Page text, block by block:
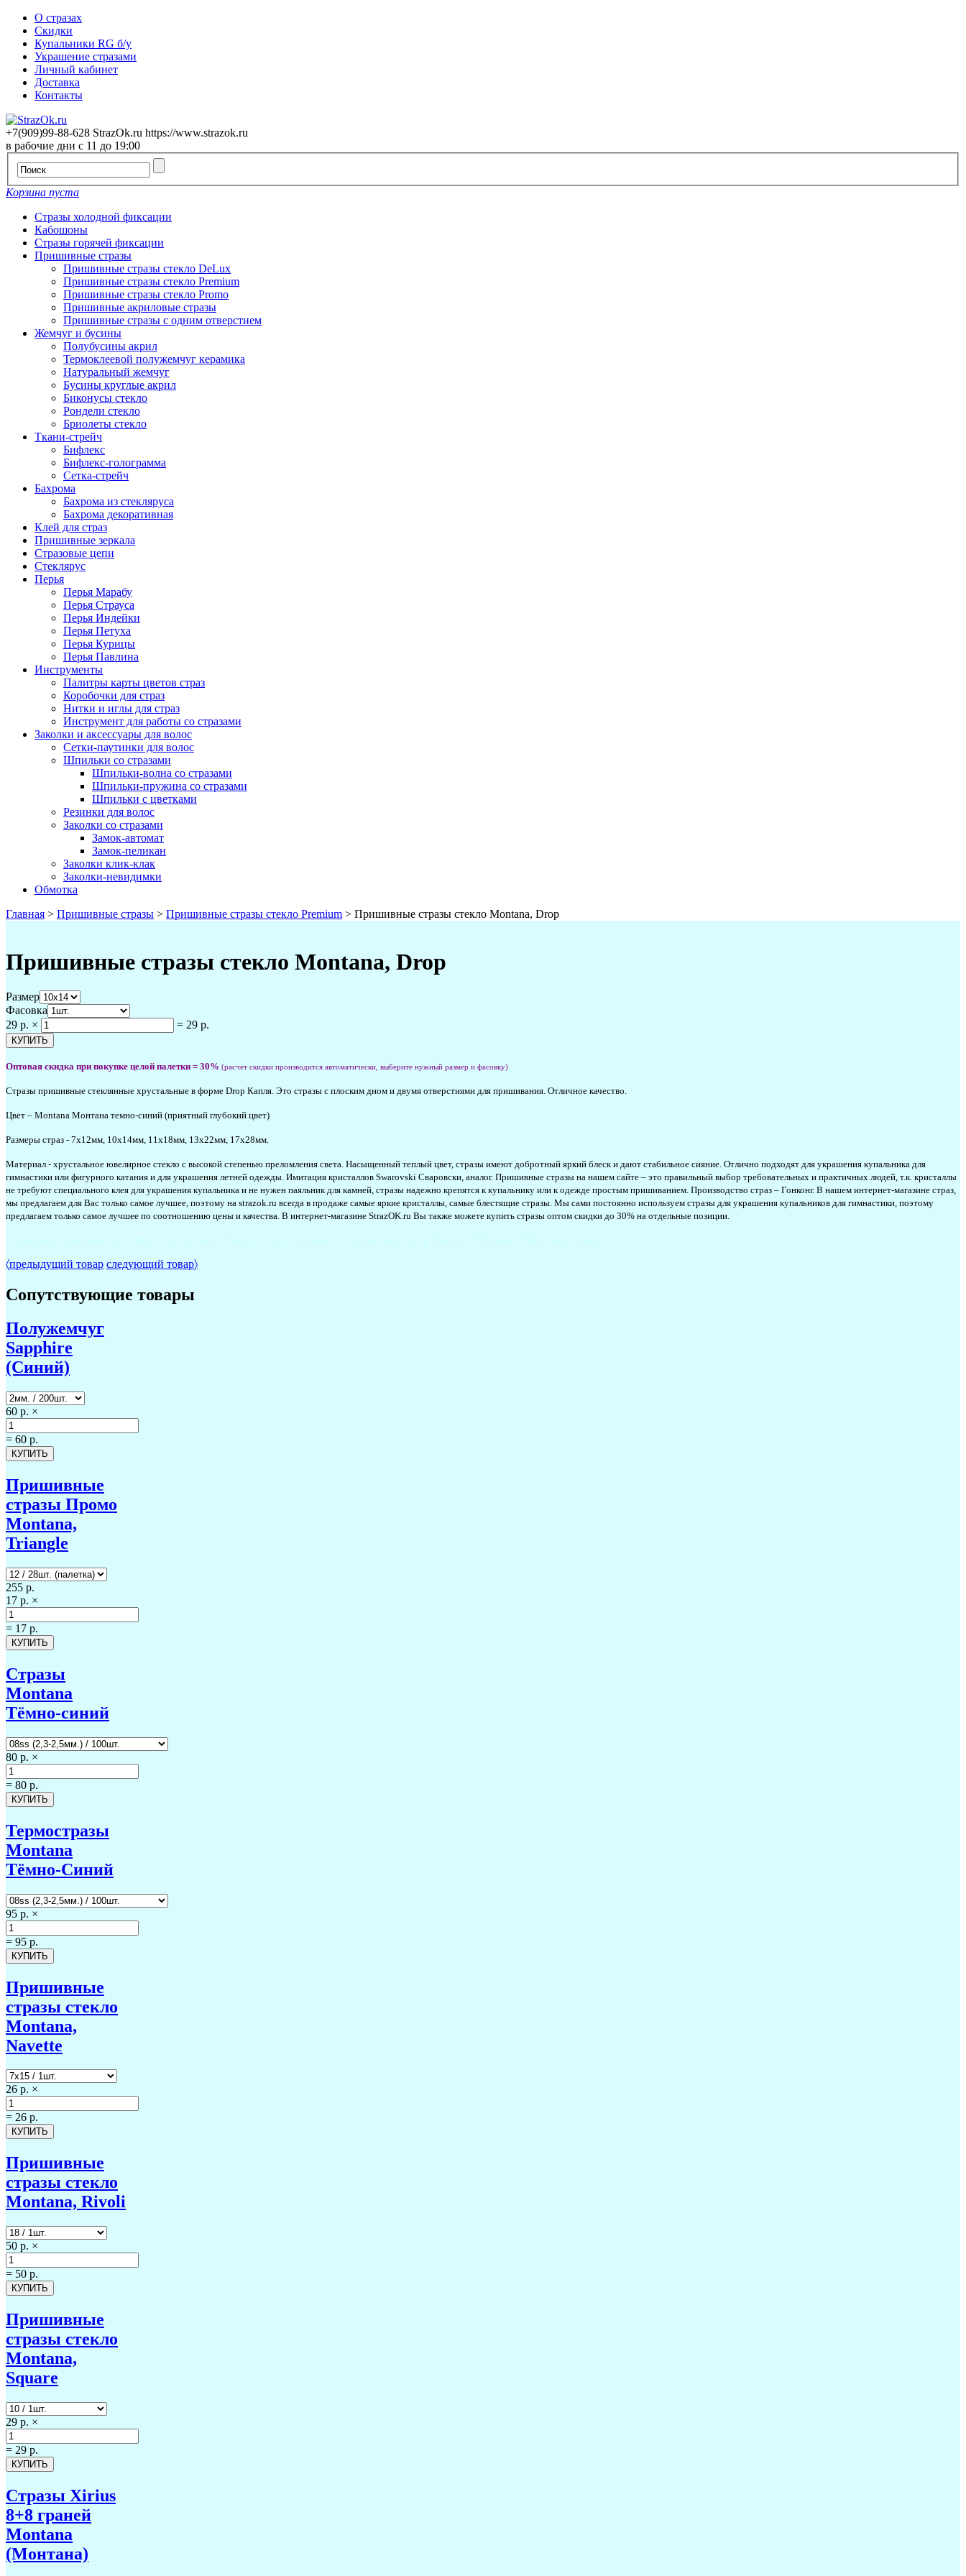
О стразах
Скидки
Купальники RG б/у
Украшение стразами
Личный кабинет
Доставка
Контакты
+7(909)99-88-628 StrazOk.ru https://www.strazok.ru
в рабочие дни с 11 до 19:00
Корзина пуста
Стразы холодной фиксации
Кабошоны
Стразы горячей фиксации
Пришивные стразы
Пришивные стразы стекло DeLux
Пришивные стразы стекло Premium
Пришивные стразы стекло Promo
Пришивные акриловые стразы
Пришивные стразы с одним отверстием
Жемчуг и бусины
Полубусины акрил
Термоклеевой полужемчуг керамика
Натуральный жемчуг
Бусины круглые акрил
Биконусы стекло
Рондели стекло
Бриолеты стекло
Ткани-стрейч
Бифлекс
Бифлекс-голограмма
Сетка-стрейч
Бахрома
Бахрома из стекляруса
Бахрома декоративная
Клей для страз
Пришивные зеркала
Cтразовые цепи
Стеклярус
Перья
Перья Марабу
Перья Страуса
Перья Индейки
Перья Петуха
Перья Курицы
Перья Павлина
Инструменты
Палитры карты цветов страз
Коробочки для страз
Нитки и иглы для страз
Инструмент для работы со стразами
Заколки и аксессуары для волос
Сетки-паутинки для волос
Шпильки со стразами
Шпильки-волна со стразами
Шпильки-пружина со стразами
Шпильки с цветками
Резинки для волос
Заколки со стразами
Замок-автомат
Замок-пеликан
Заколки клик-клак
Заколки-невидимки
Обмотка
Главная > Пришивные стразы > Пришивные стразы стекло Premium > Пришивные стразы стекло Montana, Drop
Пришивные стразы стекло Montana, Drop
Размер
Фасовка
29 р. × = 29 р.
Оптовая скидка при покупке целой палетки = 30% (расчет скидки производится автоматически, выберите нужный размер и фасовку)
Стразы пришивные стеклянные хрустальные в форме Drop Капля. Это стразы с плоским дном и двумя отверстиями для пришивания. Отличное качество.
Цвет – Montana Монтана темно-синий (приятный глубокий цвет)
Размеры страз - 7х12мм, 10х14мм, 11х18мм, 13х22мм, 17х28мм.
Материал - хрустальное ювелирное стекло с высокой степенью преломления света. Насыщенный теплый цвет, стразы имеют добротный яркий блеск и дают стабильное сияние. Отлично подходят для украшения купальника для
гимнастики или фигурного катания и для украшения летней одежды. Имитация кристаллов Swarovski Сваровски, аналог. Пришивные стразы на нашем сайте – это правильный выбор требовательных и практичных людей, т.к. кристаллы
не требуют специального клея для украшения купальника и не нужен паяльник для камней, стразы надежно крепятся к купальнику или к одежде простым пришиванием. Производство страз – Гонконг. В нашем интернет-магазине страз,
мы предлагаем для Вас только самое лучшее, поэтому на strazok.ru всегда в продаже самые яркие кристаллы, самые блестящие стразы. Мы сами постоянно используем стразы для украшения купальников для гимнастики, поэтому
предлагаем только самое лучшее по соотношению цены и качества. В интернет-магазине StrazOK.ru Вы также можете купить стразы оптом скидки до 30% на отдельные позиции.
〈предыдущий товар следующий товар〉
Сопутствующие товары
Полужемчуг
Sapphire
(Синий)
60 р. ×
= 60 р.
Пришивные
стразы Промо
Montana,
Triangle
255 р.
17 р. ×
= 17 р.
Стразы
Montana
Тёмно-синий
80 р. ×
= 80 р.
Термостразы
Montana
Тёмно-Синий
95 р. ×
= 95 р.
Пришивные
стразы стекло
Montana,
Navette
26 р. ×
= 26 р.
Пришивные
стразы стекло
Montana, Rivoli
50 р. ×
= 50 р.
Пришивные
стразы стекло
Montana,
Square
29 р. ×
= 29 р.
Стразы Xirius
8+8 граней
Montana
(Монтана)